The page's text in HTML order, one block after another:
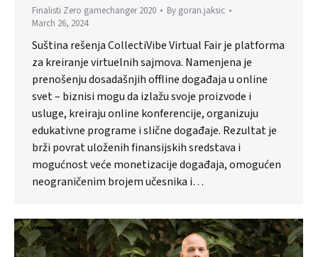
Finalisti Zero gamechanger 2020 By goran.jaksic
March 26, 2024
Suština rešenja CollectiVibe Virtual Fair je platforma
za kreiranje virtuelnih sajmova. Namenjena je
prenošenju dosadašnjih offline događaja u online
svet – biznisi mogu da izlažu svoje proizvode i
usluge, kreiraju online konferencije, organizuju
edukativne programe i slične događaje. Rezultat je
brži povrat uloženih finansijskih sredstava i
mogućnost veće monetizacije događaja, omogućen
neograničenim brojem učesnika i…